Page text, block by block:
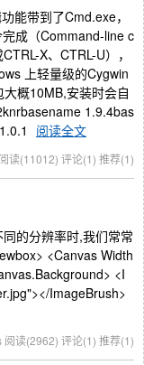
能带到了Cmd.exe，
成（Command-line c
X、CTRL-U），
上轻量级的Cygwin
概10MB,安装时会自
1.9.4bas
阅读全文
阅读(11012) 评论(1) 推荐(1)
的分辨率时,我们常常
<Canvas Width
<I
ImageBrush>
阅读(2962) 评论(1) 推荐(1)